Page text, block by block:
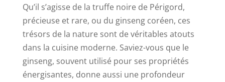
Qu’il s’agisse de la truffe noire de Périgord,
précieuse et rare, ou du ginseng coréen, ces
trésors de la nature sont de véritables atouts
dans la cuisine moderne. Saviez-vous que le
ginseng, souvent utilisé pour ses propriétés
énergisantes, donne aussi une profondeur